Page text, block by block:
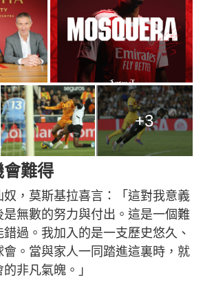
+3
會難得
，莫斯基拉喜言：「這對我意義
無數的努力與付出。這是一個難
過。我加入的是一支歷史悠久、
。當與家人一同踏進這裏時，就
非凡氣魄。」